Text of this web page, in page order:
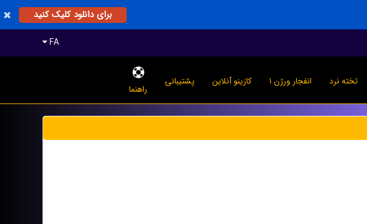
برای دانلود کلیک کنید
FA
تخته نرد انفجار ورژن ۱ کازینو آنلاین پشتیبانی
راهنما